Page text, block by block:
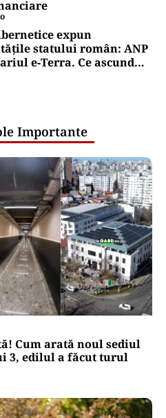
expun
statului român: ANP
e‑Terra. Ce ascund
Importante
Cum arată noul sediul
3, edilul a făcut turul